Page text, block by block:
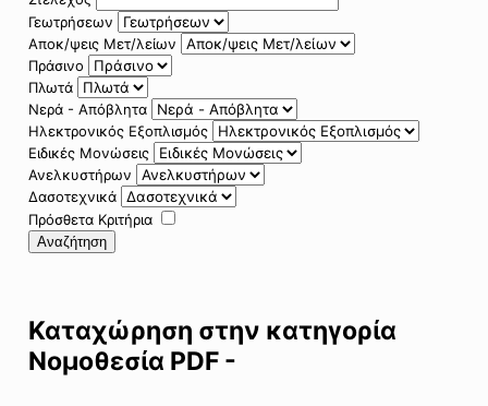
Γεωτρήσεων
Αποκ/ψεις Μετ/λείων
Πράσινο
Πλωτά
Νερά - Απόβλητα
Ηλεκτρονικός Εξοπλισμός
Ειδικές Μονώσεις
Ανελκυστήρων
Δασοτεχνικά
Πρόσθετα Κριτήρια
Αναζήτηση
Καταχώρηση στην κατηγορία
Νομοθεσία PDF -